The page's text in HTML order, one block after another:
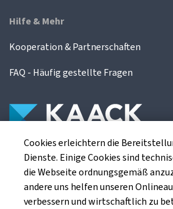
Hilfe & Mehr
Kooperation & Partnerschaften
FAQ - Häufig gestellte Fragen
Die Kaack Terminhandel GmbH ist ein
Finanzdienstleistungsinstitut für die
Agrarterminbörsen.
Cookies erleichtern die
Dienste. Einige Cookies sind
die Webseite ordnungsgemäß
andere uns helfen unseren
verbessern und wirtschaftlich zu